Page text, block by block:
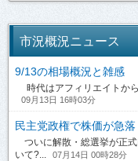
市況概況ニュース
9/13の相場概況と雑感
時代はアフィリエイトから
09月13日 16時03分
民主党政権で株価が急落
ついに解散・総選挙が正
いて?...
07月14日 00時28分